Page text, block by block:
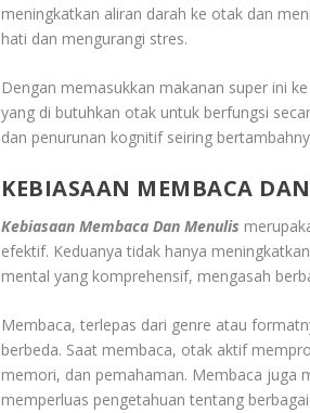
meningkatkan aliran darah ke otak dan
hati dan mengurangi stres.
Dengan memasukkan makanan super ini
yang di butuhkan otak untuk berfungsi
dan penurunan kognitif seiring
KEBIASAAN MEMBACA
Kebiasaan Membaca Dan Menulis
efektif. Keduanya tidak hanya
mental yang komprehensif, mengasah
Membaca, terlepas dari genre atau
berbeda. Saat membaca, otak aktif
memori, dan pemahaman. Membaca juga
memperluas pengetahuan tentang